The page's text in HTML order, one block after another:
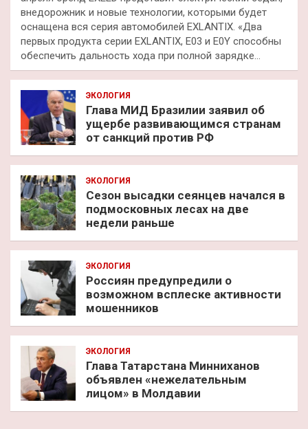
внедорожник и новые технологии, которыми будет
оснащена вся серия автомобилей EXLANTIX. «Два
первых продукта серии EXLANTIX, E03 и E0Y способны
обеспечить дальность хода при полной зарядке…
ЭКОЛОГИЯ
Глава МИД Бразилии заявил об
ущербе развивающимся странам
от санкций против РФ
ЭКОЛОГИЯ
Сезон высадки сеянцев начался в
подмосковных лесах на две
недели раньше
ЭКОЛОГИЯ
Россиян предупредили о
возможном всплеске активности
мошенников
ЭКОЛОГИЯ
Глава Татарстана Минниханов
объявлен «нежелательным
лицом» в Молдавии